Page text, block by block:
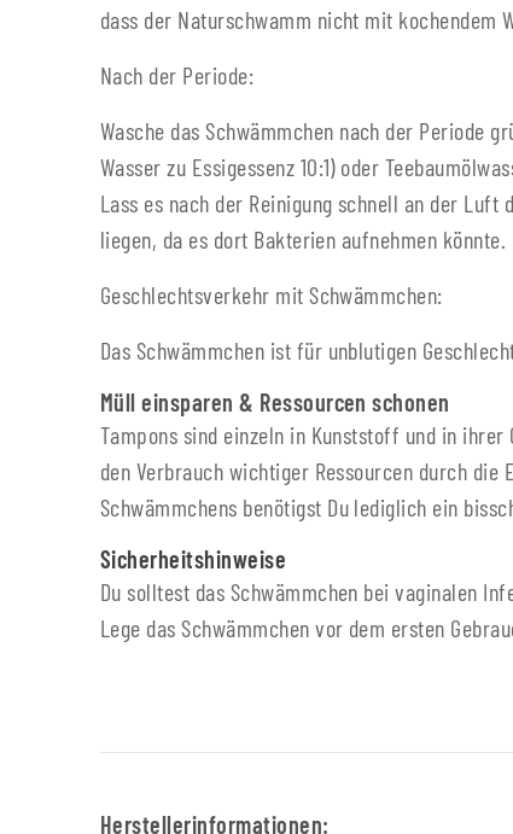
dass der Naturschwamm nicht mit kochendem
Nach der Periode:
Wasche das Schwämmchen nach der Periode
Wasser zu Essigessenz 10:1) oder
Lass es nach der Reinigung schnell an der
liegen, da es dort Bakterien aufnehmen könnte.
Geschlechtsverkehr mit Schwämmchen:
Das Schwämmchen ist für unblutigen
Müll einsparen & Ressourcen schonen
Tampons sind einzeln in Kunststoff und in
den Verbrauch wichtiger Ressourcen durch die
Schwämmchens benötigst Du lediglich ein
Sicherheitshinweise
Du solltest das Schwämmchen bei vaginalen
Lege das Schwämmchen vor dem ersten
Herstellerinformationen: